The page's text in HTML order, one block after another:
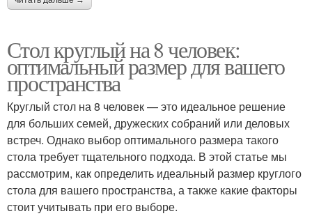
Стол круглый на 8 человек:
оптимальный размер для вашего
пространства
Круглый стол на 8 человек — это идеальное решение
для больших семей, дружеских собраний или деловых
встреч. Однако выбор оптимального размера такого
стола требует тщательного подхода. В этой статье мы
рассмотрим, как определить идеальный размер круглого
стола для вашего пространства, а также какие факторы
стоит учитывать при его выборе.